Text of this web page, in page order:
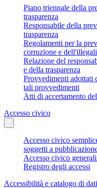
Piano triennale della
trasparenza
Responsabile della
trasparenza
Regolamenti per la
corruzione e
Relazione del
e della trasparenza
Provvedimenti adottati
tali provvedimenti
Atti di accertamento
Accesso civico
Accesso civico
soggetti a
Accesso civico
Registro degli accessi
Accessibilità e catalogo di